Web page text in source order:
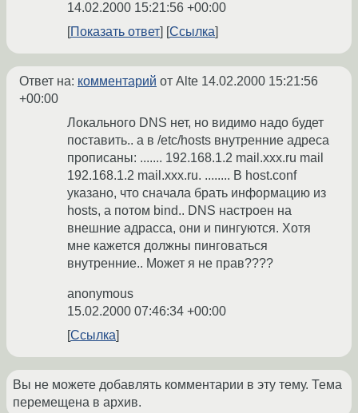
14.02.2000 15:21:56 +00:00
Показать ответ
Ссылка
Ответ на: комментарий от Alte 14.02.2000 15:21:56
+00:00
Локального DNS нет, но видимо надо будет
поставить.. а в /etc/hosts внутренние адреса
прописаны: ....... 192.168.1.2 mail.xxx.ru mail
192.168.1.2 mail.xxx.ru. ........ В host.conf
указано, что сначала брать информацию из
hosts, а потом bind.. DNS настроен на
внешние адрасса, они и пингуются. Хотя
мне кажется должны пинговаться
внутренние.. Может я не прав????
anonymous
15.02.2000 07:46:34 +00:00
Ссылка
Вы не можете добавлять комментарии в эту тему. Тема
перемещена в архив.